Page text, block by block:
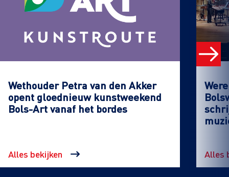
Wethouder Petra van den Akker
opent gloednieuw kunstweekend
Bols-Art vanaf het bordes
Alles bekijken Alles